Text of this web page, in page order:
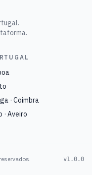
· Coimbra
· Aveiro
v1.0.0